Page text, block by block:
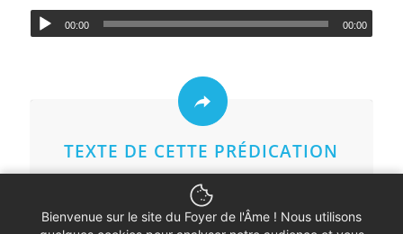
00:00 00:00
TEXTE DE CETTE PRÉDICATION
Bienvenue sur le site du Foyer de l'Âme ! Nous utilisons